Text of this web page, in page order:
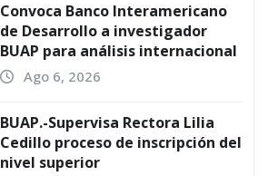
Convoca Banco Interamericano
de Desarrollo a investigador
BUAP para análisis internacional
Ago 6, 2026
BUAP.-Supervisa Rectora Lilia
Cedillo proceso de inscripción del
nivel superior